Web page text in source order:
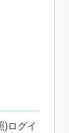
)ログイ